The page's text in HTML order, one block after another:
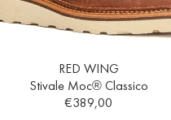
RED WING
Stivale Moc® Classico
€389,00